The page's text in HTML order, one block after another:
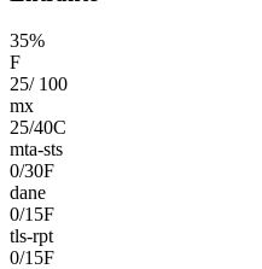
35%
F
25/ 100
mx
25/40C
mta-sts
0/30F
dane
0/15F
tls-rpt
0/15F